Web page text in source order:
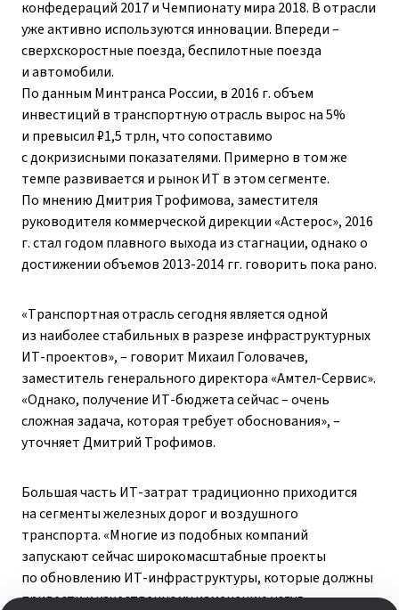
конфедераций 2017 и Чемпионату мира 2018. В отрасли
уже активно используются инновации. Впереди –
сверхскоростные поезда, беспилотные поезда
и автомобили.
По данным Минтранса России, в 2016 г. объем
инвестиций в транспортную отрасль вырос на 5%
и превысил ₽1,5 трлн, что сопоставимо
с докризисными показателями. Примерно в том же
темпе развивается и рынок ИТ в этом сегменте.
По мнению Дмитрия Трофимова, заместителя
руководителя коммерческой дирекции «Астерос», 2016
г. стал годом плавного выхода из стагнации, однако о
достижении объемов 2013-2014 гг. говорить пока рано.
«Транспортная отрасль сегодня является одной
из наиболее стабильных в разрезе инфраструктурных
ИТ-проектов», – говорит Михаил Головачев,
заместитель генерального директора «Амтел-Сервис».
«Однако, получение ИТ-бюджета сейчас – очень
сложная задача, которая требует обоснования», –
уточняет Дмитрий Трофимов.
Большая часть ИТ-затрат традиционно приходится
на сегменты железных дорог и воздушного
транспорта. «Многие из подобных компаний
запускают сейчас широкомасштабные проекты
по обновлению ИТ-инфраструктуры, которые должны
привести к качественному изменению услуг», –